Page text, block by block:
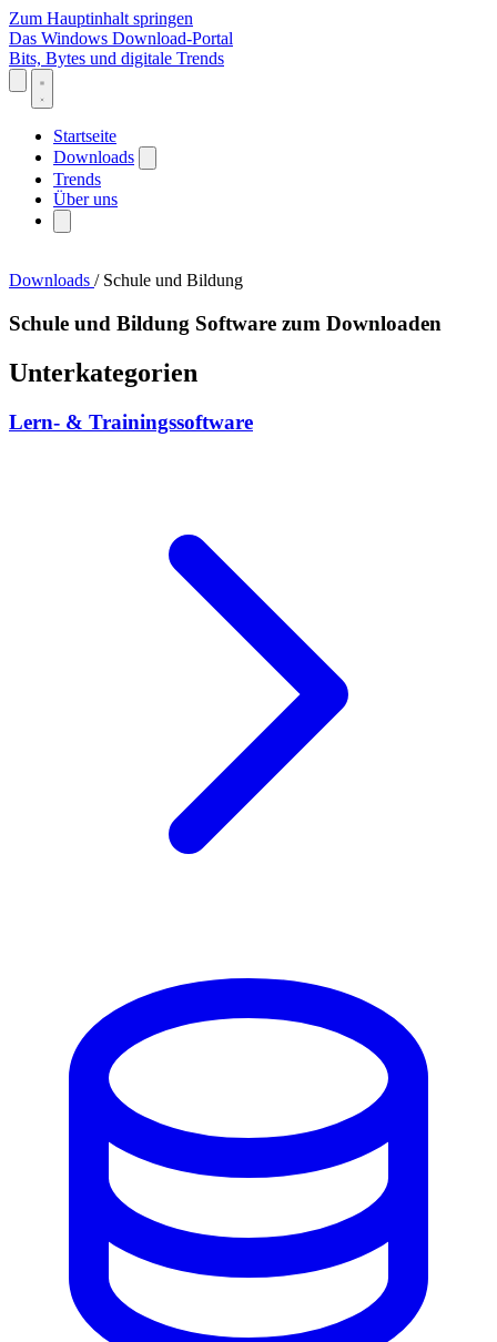
Zum Hauptinhalt springen
Das Windows Download-Portal
Bits, Bytes und digitale Trends
Startseite
Downloads
Trends
Über uns
Downloads / Schule und Bildung
Schule und Bildung Software zum Downloaden
Unterkategorien
Lern- & Trainingssoftware